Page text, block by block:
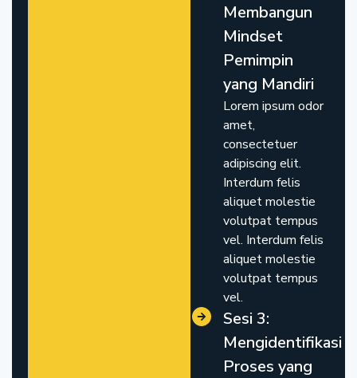
Membangun
Mindset
Pemimpin
yang Mandiri
Lorem ipsum odor
amet,
consectetuer
adipiscing elit.
Interdum felis
aliquet molestie
volutpat tempus
vel. Interdum felis
aliquet molestie
volutpat tempus
vel.
Sesi 3:
Mengidentifikasi
Proses yang